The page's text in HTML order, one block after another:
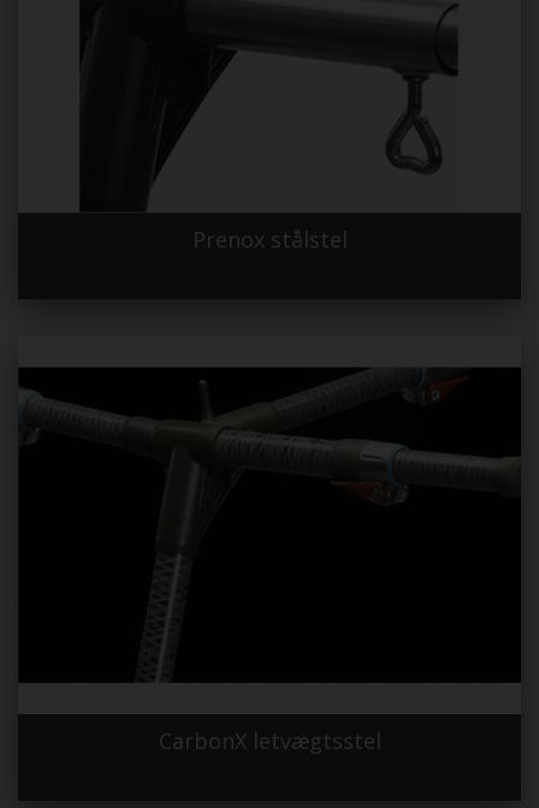
Prenox stålstel
CarbonX letvægtsstel